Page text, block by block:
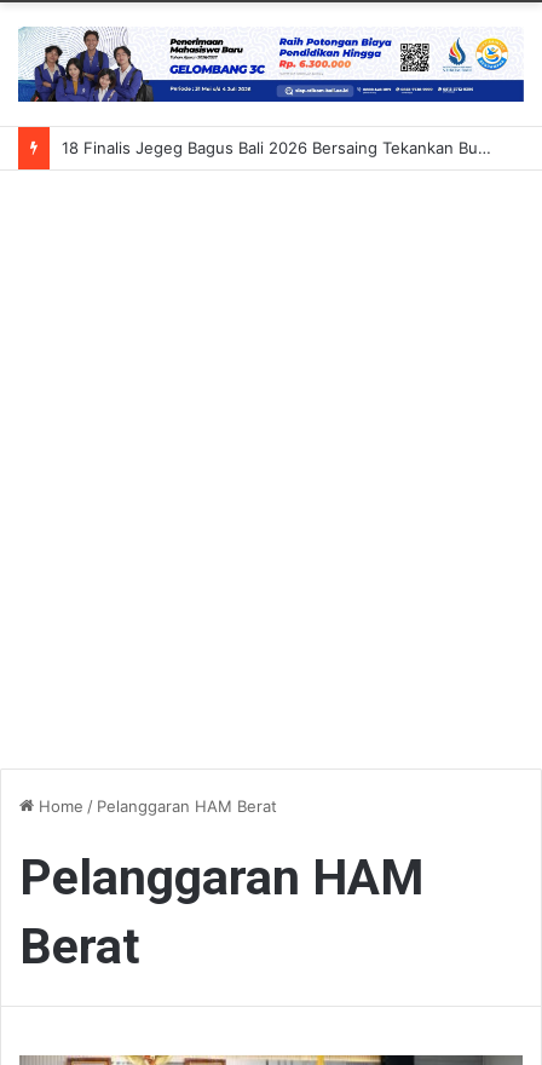
18 Finalis Jegeg Bagus Bali 2026 Bersaing Tekankan Budaya Dan Pariwisata Berkelanjutan
Home / Pelanggaran HAM Berat
Pelanggaran HAM
Berat